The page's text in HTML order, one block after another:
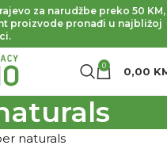
za narudžbe preko 50 KM,
proizvode pronađi u najbližoj
0 0,00
naturals